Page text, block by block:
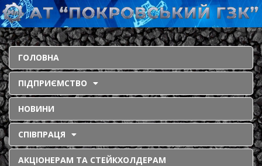
ГОЛОВНА
ПІДПРИЄМСТВО
НОВИНИ
СПІВПРАЦЯ
АКЦІОНЕРАМ ТА СТЕЙКХОЛДЕРАМ